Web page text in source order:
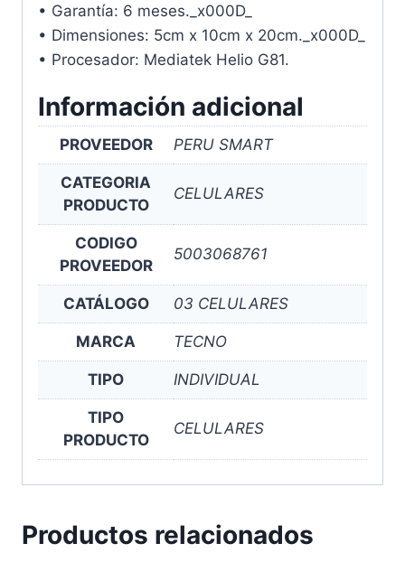
• Garantía: 6 meses._x000D_
• Dimensiones: 5cm x 10cm x 20cm._x000D_
• Procesador: Mediatek Helio G81.
Información adicional
PROVEEDOR PERU SMART
CATEGORIA
PRODUCTO
CELULARES
CODIGO
PROVEEDOR
5003068761
CATÁLOGO 03 CELULARES
MARCA TECNO
TIPO INDIVIDUAL
TIPO
PRODUCTO
CELULARES
Productos relacionados